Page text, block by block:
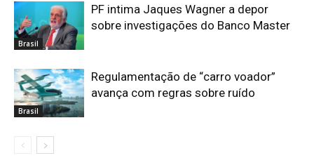
Brasil
PF intima Jaques Wagner a depor
sobre investigações do Banco Master
Brasil
Regulamentação de “carro voador”
avança com regras sobre ruído